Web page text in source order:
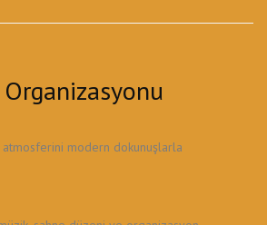
Organizasyonu
atmosferini modern dokunuşlarla